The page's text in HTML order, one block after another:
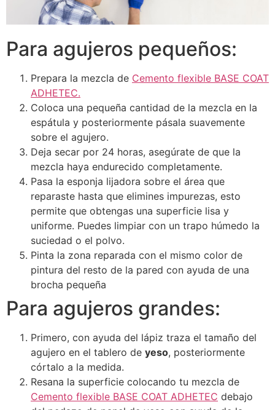
Para agujeros pequeños:
Prepara la mezcla de Cemento flexible BASE COAT
ADHETEC.
Coloca una pequeña cantidad de la mezcla en la
espátula y posteriormente pásala suavemente
sobre el agujero.
Deja secar por 24 horas, asegúrate de que la
mezcla haya endurecido completamente.
Pasa la esponja lijadora sobre el área que
reparaste hasta que elimines impurezas, esto
permite que obtengas una superficie lisa y
uniforme. Puedes limpiar con un trapo húmedo la
suciedad o el polvo.
Pinta la zona reparada con el mismo color de
pintura del resto de la pared con ayuda de una
brocha pequeña
Para agujeros grandes:
Primero, con ayuda del lápiz traza el tamaño del
agujero en el tablero de yeso, posteriormente
córtalo a la medida.
Resana la superficie colocando tu mezcla de
Cemento flexible BASE COAT ADHETEC debajo